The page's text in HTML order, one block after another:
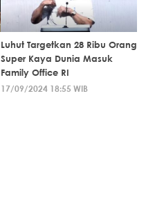
Luhut Targetkan 28 Ribu Orang
Super Kaya Dunia Masuk
Family Office RI
17/09/2024 18:55 WIB